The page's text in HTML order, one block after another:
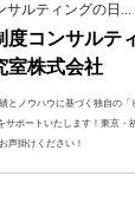
サルティングの日...
度コンサルテ
室株式会社
とノウハウに基づく独自の
ポートいたします！東京・
声掛けください！